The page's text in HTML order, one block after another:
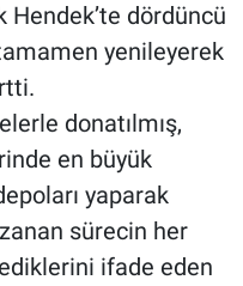
Hendek’te dördüncü
yenileyerek
donatılmış,
en büyük
yaparak
sürecin her
ifade eden